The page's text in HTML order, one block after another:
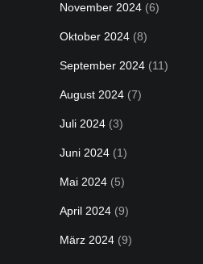
November 2024 (6)
Oktober 2024 (8)
September 2024 (11)
August 2024 (7)
Juli 2024 (3)
Juni 2024 (1)
Mai 2024 (5)
April 2024 (9)
März 2024 (9)